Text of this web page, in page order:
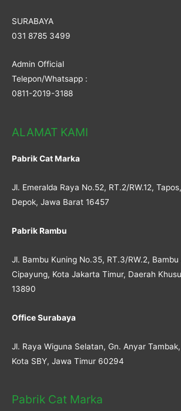
SURABAYA
031 8785 3499
Admin Official
Telepon/Whatsapp :
0811-2019-3188
ALAMAT KAMI
Pabrik Cat Marka
Jl. Emeralda Raya No.52, RT.2/RW.12,
Depok, Jawa Barat 16457
Pabrik Rambu
Jl. Bambu Kuning No.35, RT.3/RW.2, Bambu
Cipayung, Kota Jakarta Timur, Daerah
13890
Office Surabaya
Jl. Raya Wiguna Selatan, Gn. Anyar
Kota SBY, Jawa Timur 60294
Pabrik Cat Marka